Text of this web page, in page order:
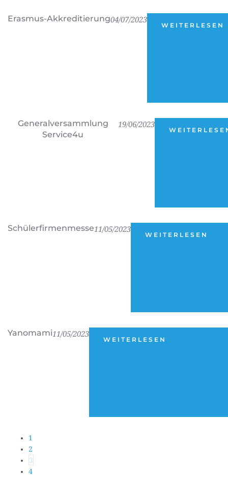
Erasmus-Akkreditierung04/07/2023
WEITERLESEN
Generalversammlung
Service4u
19/06/2023
Schülerfirmenmesse11/05/2023
WEITERLESEN
Yanomami11/05/2023
WEITERLESEN
1
2
3
4